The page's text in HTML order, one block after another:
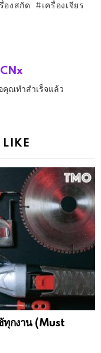
องสกัด
เครื่องเจียร
คุณทำสำเร็จแล้ว
LIKE
ทุกงาน (Must